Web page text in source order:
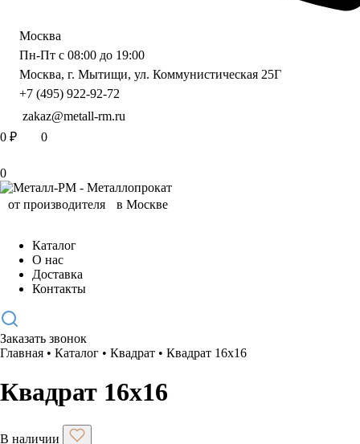
Москва
Пн-Пт с 08:00 до 19:00
Москва, г. Мытищи, ул. Коммунистическая 25Г
+7 (495) 922-92-72
zakaz@metall-rm.ru
0 ₽ 0
0
Каталог
О нас
Доставка
Контакты
Заказать звонок
Главная • Каталог • Квадрат • Квадрат 16х16
Квадрат 16х16
В наличии